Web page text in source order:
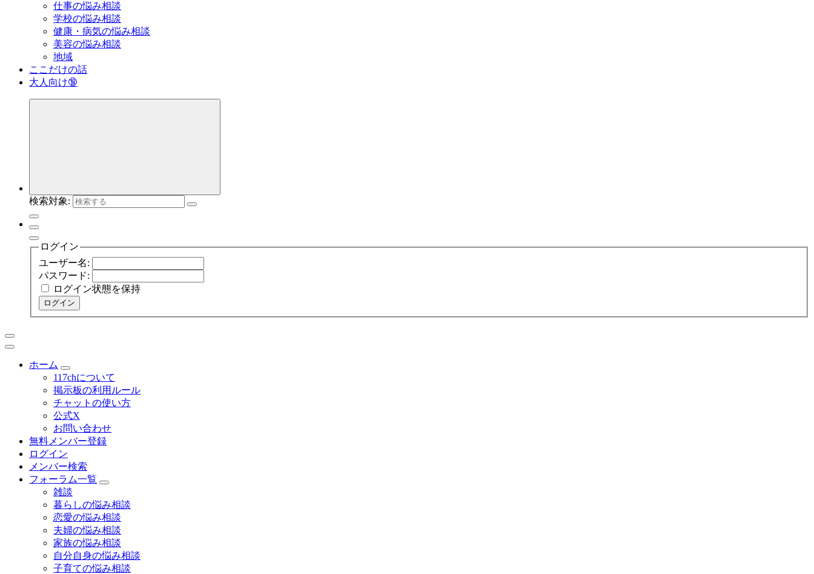
仕事の悩み相談
学校の悩み相談
健康・病気の悩み相談
美容の悩み相談
地域
ここだけの話
大人向け🔞
検索対象:
ログイン
ユーザー名:
パスワード:
ログイン状態を保持
ログイン
ホーム
117chについて
掲示板の利用ルール
チャットの使い方
公式X
お問い合わせ
無料メンバー登録
ログイン
メンバー検索
フォーラム一覧
雑談
暮らしの悩み相談
恋愛の悩み相談
夫婦の悩み相談
家族の悩み相談
自分自身の悩み相談
子育ての悩み相談